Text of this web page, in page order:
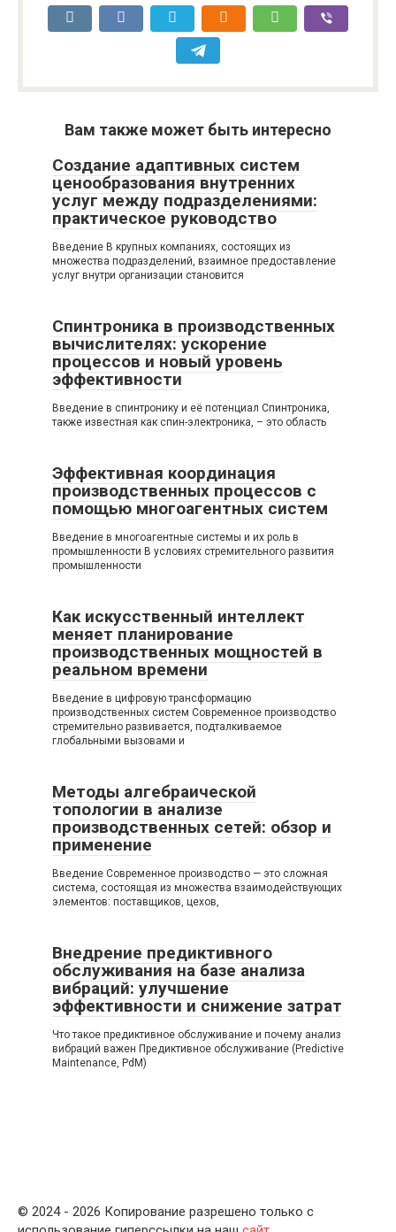
Вам также может быть интересно
Создание адаптивных систем
ценообразования внутренних
услуг между подразделениями:
практическое руководство
Введение В крупных компаниях, состоящих из
множества подразделений, взаимное предоставление
услуг внутри организации становится
Спинтроника в производственных
вычислителях: ускорение
процессов и новый уровень
эффективности
Введение в спинтронику и её потенциал Спинтроника,
также известная как спин-электроника, – это область
Эффективная координация
производственных процессов с
помощью многоагентных систем
Введение в многоагентные системы и их роль в
промышленности В условиях стремительного развития
промышленности
Как искусственный интеллект
меняет планирование
производственных мощностей в
реальном времени
Введение в цифровую трансформацию
производственных систем Современное производство
стремительно развивается, подталкиваемое
глобальными вызовами и
Методы алгебраической
топологии в анализе
производственных сетей: обзор и
применение
Введение Современное производство — это сложная
система, состоящая из множества взаимодействующих
элементов: поставщиков, цехов,
Внедрение предиктивного
обслуживания на базе анализа
вибраций: улучшение
эффективности и снижение затрат
Что такое предиктивное обслуживание и почему анализ
вибраций важен Предиктивное обслуживание (Predictive
Maintenance, PdM)
© 2024 - 2026 Копирование разрешено только с